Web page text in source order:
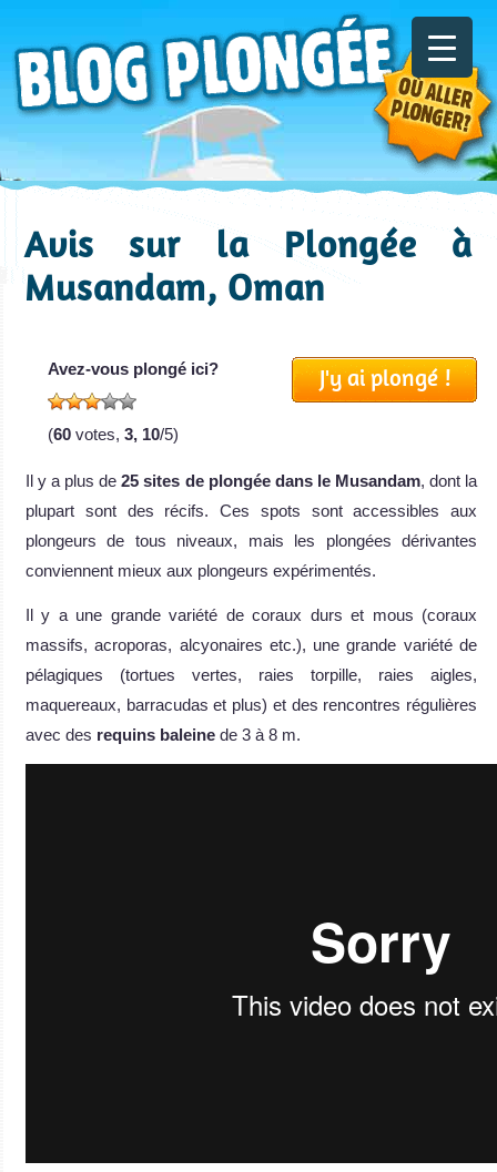
Avis sur la Plongée à
Musandam, Oman
J'y ai plongé !
Avez-vous plongé ici?
(60 votes, 3, 10/5)
Il y a plus de25 sites de plongée dans le Musandam, dont la
plupart sont des récifs. Ces spots sont accessibles aux
plongeurs de tous niveaux, mais les plongées dérivantes
conviennent mieux aux plongeurs expérimentés.
Il y a une grande variété de coraux durs et mous (coraux
massifs, acroporas, alcyonaires etc.), une grande variété de
pélagiques (tortues vertes, raies torpille, raies aigles,
maquereaux, barracudas et plus) et des rencontres régulières
avec des requins baleine de 3 à 8 m.